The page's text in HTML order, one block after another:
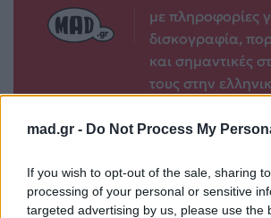
mad.gr - Do Not Process My
If you wish to opt-out of the sale, sharing
processing of your personal or sensitive
targeted advertising by us, please use the
με πληροφορίες
δισκογραφία,
και σημαντικές
τους στην
Δες επίσης